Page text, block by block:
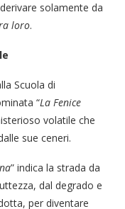
solamente da
loro.
Scuola di
“La Fenice
volatile che
sue ceneri.
” indica la strada da
dal degrado e
per diventare